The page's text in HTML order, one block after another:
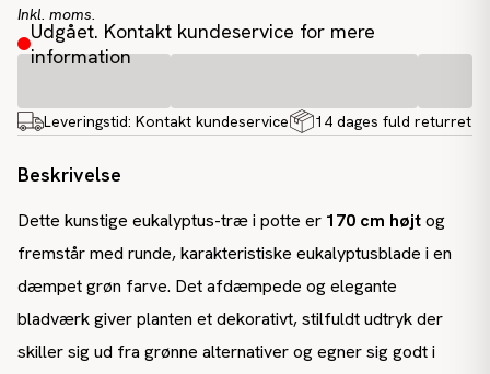
Inkl. moms.
Udgået. Kontakt kundeservice for mere
information
Leveringstid: Kontakt kundeservice 14 dages fuld returret
Beskrivelse
Dette kunstige eukalyptus-træ i potte er 170 cm højtog
fremstår med runde, karakteristiske eukalyptusblade i en
dæmpetgrøn farve. Det afdæmpede og elegante
bladværk giver planten et dekorativt, stilfuldt udtryk der
skiller sig ud fra grønne alternativer og egner sig godt i